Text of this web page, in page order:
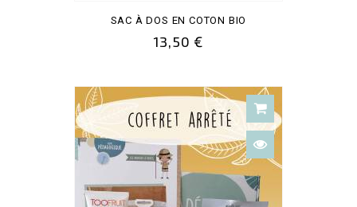
SAC À DOS EN COTON BIO
13,50 €